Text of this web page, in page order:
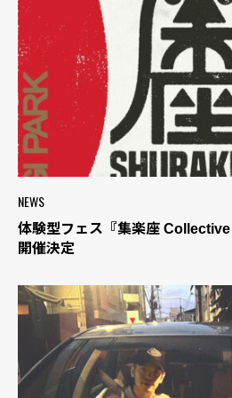
NEWS
体験型フェス『集楽座
開催決定